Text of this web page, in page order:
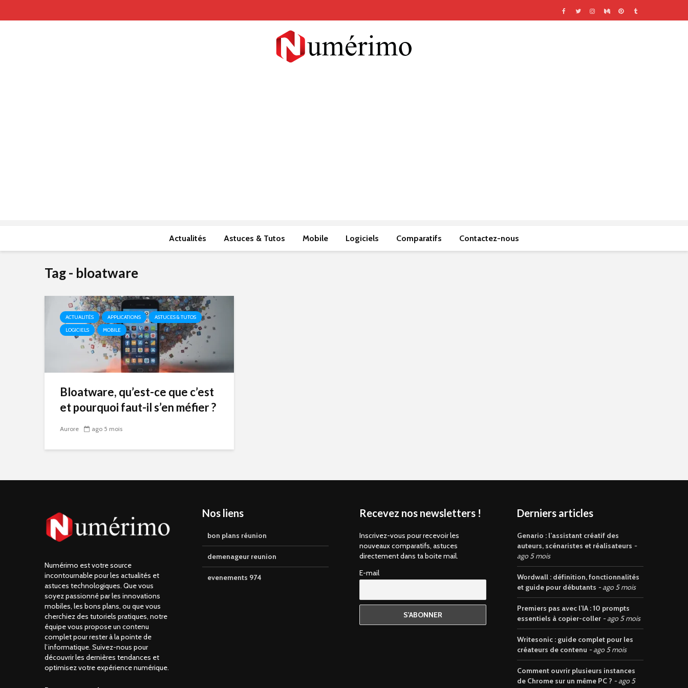
Actualités Astuces & Tutos Mobile Logiciels Comparatifs Contactez-nous
Tag - bloatware
ACTUALITÉS APPLICATIONS
ASTUCES & TUTOS
LOGICIELS
MOBILE
Bloatware, qu’est-ce que c’est
et pourquoi faut-il s’en méfier ?
Aurore ago 5 mois
Numérimo est votre source
incontournable pour les actualités et
astuces technologiques. Que vous
soyez passionné par les innovations
mobiles, les bons plans, ou que vous
cherchiez des tutoriels pratiques, notre
équipe vous propose un contenu
complet pour rester à la pointe de
l’informatique. Suivez-nous pour
découvrir les dernières tendances et
optimisez votre expérience numérique.
Nos liens
bon plans réunion
demenageur reunion
evenements 974
Recevez nos newsletters !
Inscrivez-vous pour recevoir les
nouveaux comparatifs, astuces
directement dans ta boite mail.
E-mail
Derniers articles
Genario : l’assistant créatif des
auteurs, scénaristes et réalisateurs
ago 5 mois
Wordwall : définition, fonctionnalités
et guide pour débutants
ago 5 mois
Premiers pas avec l’IA : 10 prompts
essentiels à copier-coller
ago 5 mois
Writesonic : guide complet pour les
créateurs de contenu
ago 5 mois
Comment ouvrir plusieurs instances
de Chrome sur un même PC ?
ago 5